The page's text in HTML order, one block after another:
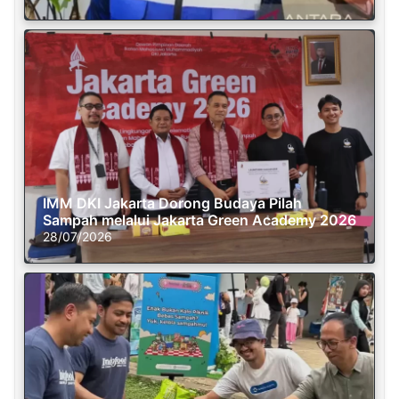
IMM DKI Jakarta Dorong Budaya Pilah
Sampah melalui Jakarta Green Academy 2026
28/07/2026